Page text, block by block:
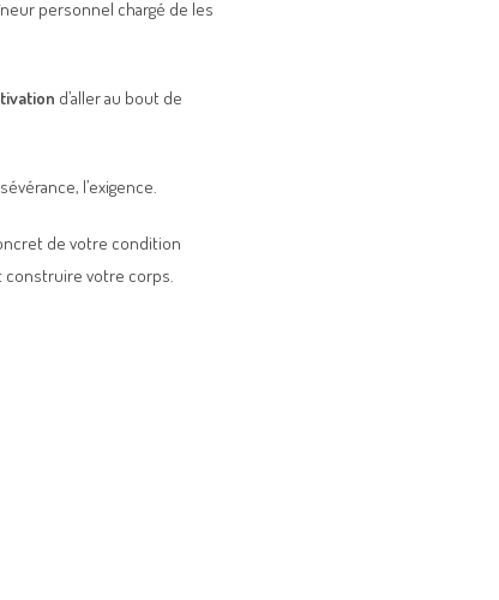
personnel chargé de les
d’aller au bout de
l’exigence.
de votre condition
construire votre corps.